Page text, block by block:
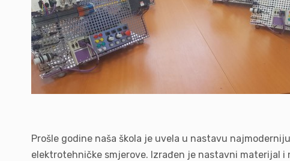
Prošle godine naša škola je uvela u nastavu
elektrotehničke smjerove. Izrađen je nastavni materijal